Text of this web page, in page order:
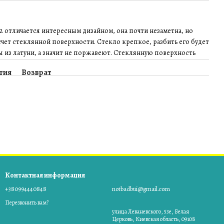
отличается интересным дизайном, она почти незаметна, но
стеклянной поверхности. Стекло крепкое, разбить его будет
латуни, а значит не поржавеют. Стеклянную поверхность
Возврат
Контактная информация
+380994440848
Перезвонить вам?
notbadbui@gmail.com
улица Леваневского, 53е, Белая
Церковь, Киевская область, 09108